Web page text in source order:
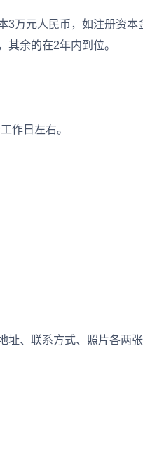
元人民币，如注册资本
余的在2年内到位。
作日左右。
、联系方式、照片各两张